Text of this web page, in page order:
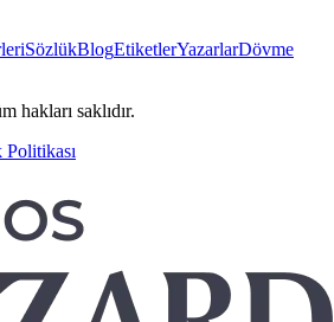
SözlükBlogEtiketlerYazarlarDövme
hakları saklıdır.